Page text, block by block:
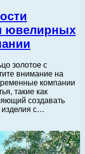
ювелирных
золотое с
внимание на
компании
такие как
создавать
с…